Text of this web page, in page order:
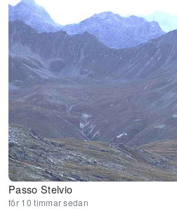
Passo Stelvio
för 10 timmar sedan